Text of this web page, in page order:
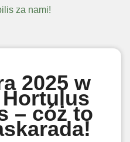
za nami!
2025 w
– cóż to